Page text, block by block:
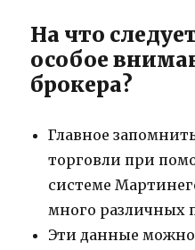
На что
особое
брокера?
Главное
торговли при
системе
много различных
Эти данные можно